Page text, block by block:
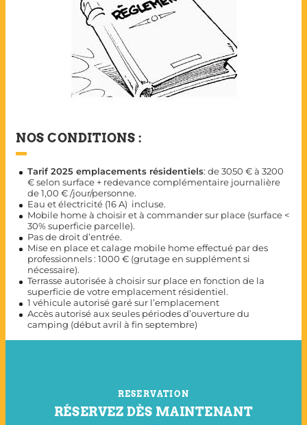
NOS CONDITIONS :
Tarif 2025 emplacements résidentiels: de 3050 € à 3200
€ selon surface + redevance complémentaire journalière
de 1,00 € /jour/personne.
Eau et électricité (16 A) incluse.
Mobile home à choisir et à commander sur place (surface <
30% superficie parcelle).
Pas de droit d’entrée.
Mise en place et calage mobile home effectué par des
professionnels : 1000 € (grutage en supplément si
nécessaire).
Terrasse autorisée à choisir sur place en fonction de la
superficie de votre emplacement résidentiel.
1 véhicule autorisé garé sur l’emplacement
Accès autorisé aux seules périodes d’ouverture du
camping (début avril à fin septembre)
RESERVATION
RÉSERVEZ DÈS MAINTENANT